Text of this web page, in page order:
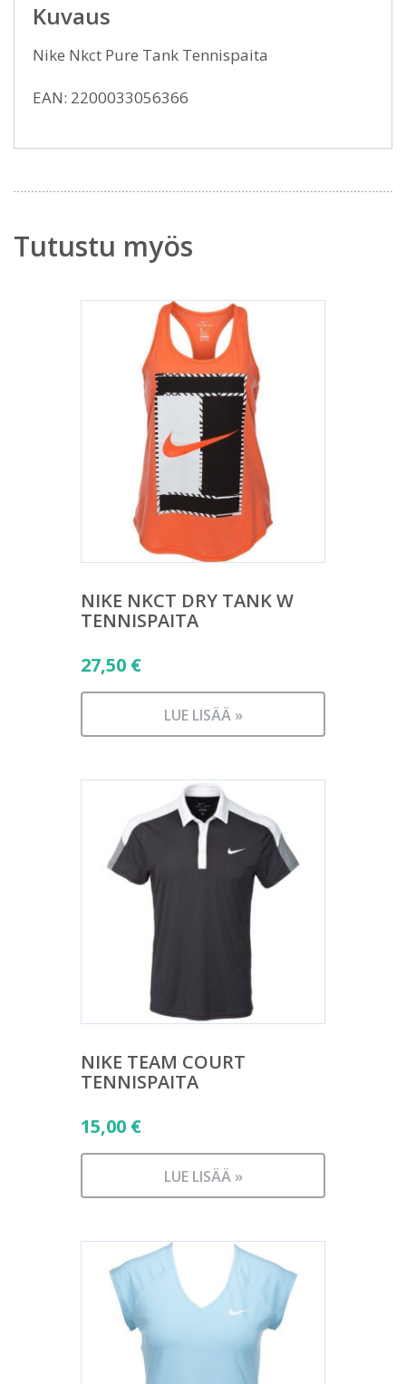
Kuvaus
Nike Nkct Pure Tank Tennispaita
EAN: 2200033056366
Tutustu myös
NIKE NKCT DRY TANK W
TENNISPAITA
27,50 €
LUE LISÄÄ »
NIKE TEAM COURT
TENNISPAITA
15,00 €
LUE LISÄÄ »